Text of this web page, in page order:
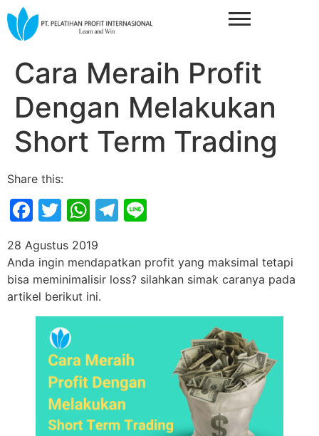
Cara Meraih Profit
Dengan Melakukan
Short Term Trading
Share this:
Facebook
Twitter
WhatsApp
Telegram
28 Agustus 2019
Anda ingin mendapatkan profit yang maksimal tetapi
bisa meminimalisir loss? silahkan simak caranya pada
artikel berikut ini.